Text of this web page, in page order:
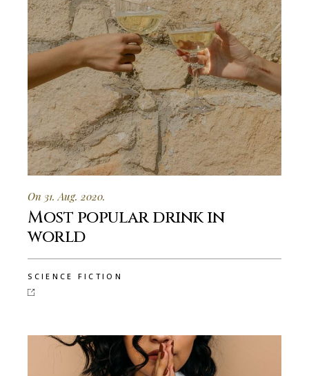
On 31. Aug. 2020.
Most popular drink in
world
SCIENCE FICTION